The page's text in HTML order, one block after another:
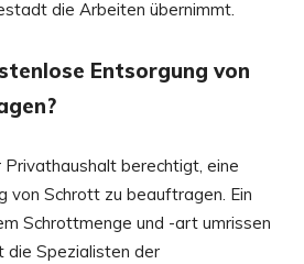
die Arbeiten übernimmt.
Entsorgung von
berechtigt, eine
von Schrott zu beauftragen. Ein
Schrottmenge und -art umrissen
die Spezialisten der